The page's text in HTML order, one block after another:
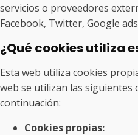
servicios o proveedores
Facebook, Twitter, Google
¿Qué cookies utiliza
Esta web utiliza cookies
web se utilizan las siguientes
continuación:
Cookies propias: